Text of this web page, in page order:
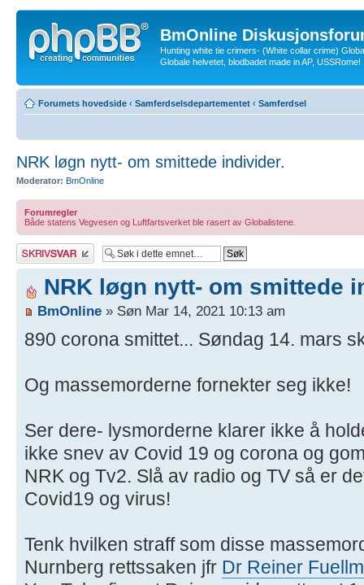
BmOnline
Hunting white tie crimers- (White collar crime)
Globale helvetet, blodbadet made in AP, USSRome!
Forumets hovedside ‹ Samferdselsdepartementet ‹ Samferdsel
NRK løgn nytt- om smittede individer.
Moderator: BmOnline
Forumregler
Både statens Vegvesen og Luftfartsverket ble rasert av Globalistene.
Skriv et svar
NRK løgn nytt- om smittede
BmOnline » Søn Mar 14, 2021 10:13 am
890 corona smittet... Søndag 14. mars
Og massemorderne fornekter seg ikke!
Ser dere- lysmorderne klarer ikke å
ikke snev av Covid 19 og corona og
NRK og Tv2. Slå av radio og TV så er
Covid19 og virus!
Tenk hvilken straff som disse
Nurnberg rettssaken jfr Dr Reiner